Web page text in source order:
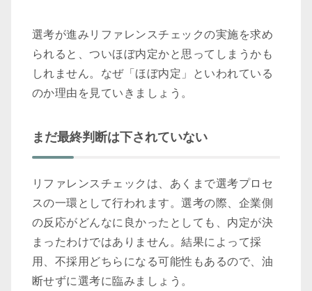
選考が進みリファレンスチェックの実施を求め
られると、ついほぼ内定かと思ってしまうかも
しれません。なぜ「ほぼ内定」といわれている
のか理由を見ていきましょう。
まだ最終判断は下されていない
リファレンスチェックは、あくまで選考プロセ
スの一環として行われます。選考の際、企業側
の反応がどんなに良かったとしても、内定が決
まったわけではありません。結果によって採
用、不採用どちらになる可能性もあるので、油
断せずに選考に臨みましょう。